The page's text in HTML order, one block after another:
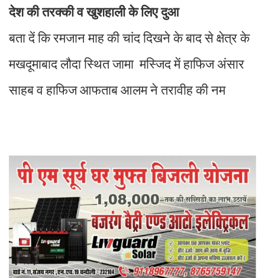
देश की तरक्की व खुशहाली के लिए दुआ
बता दें कि रमजान माह की चांद दिखने के बाद से क्षेत्र के
मखदूमाबाद लौदा स्थित जामा मस्जिद में हाफिज अंसार
साहब व हाफिज आफताब आलम ने तरावीह की नम